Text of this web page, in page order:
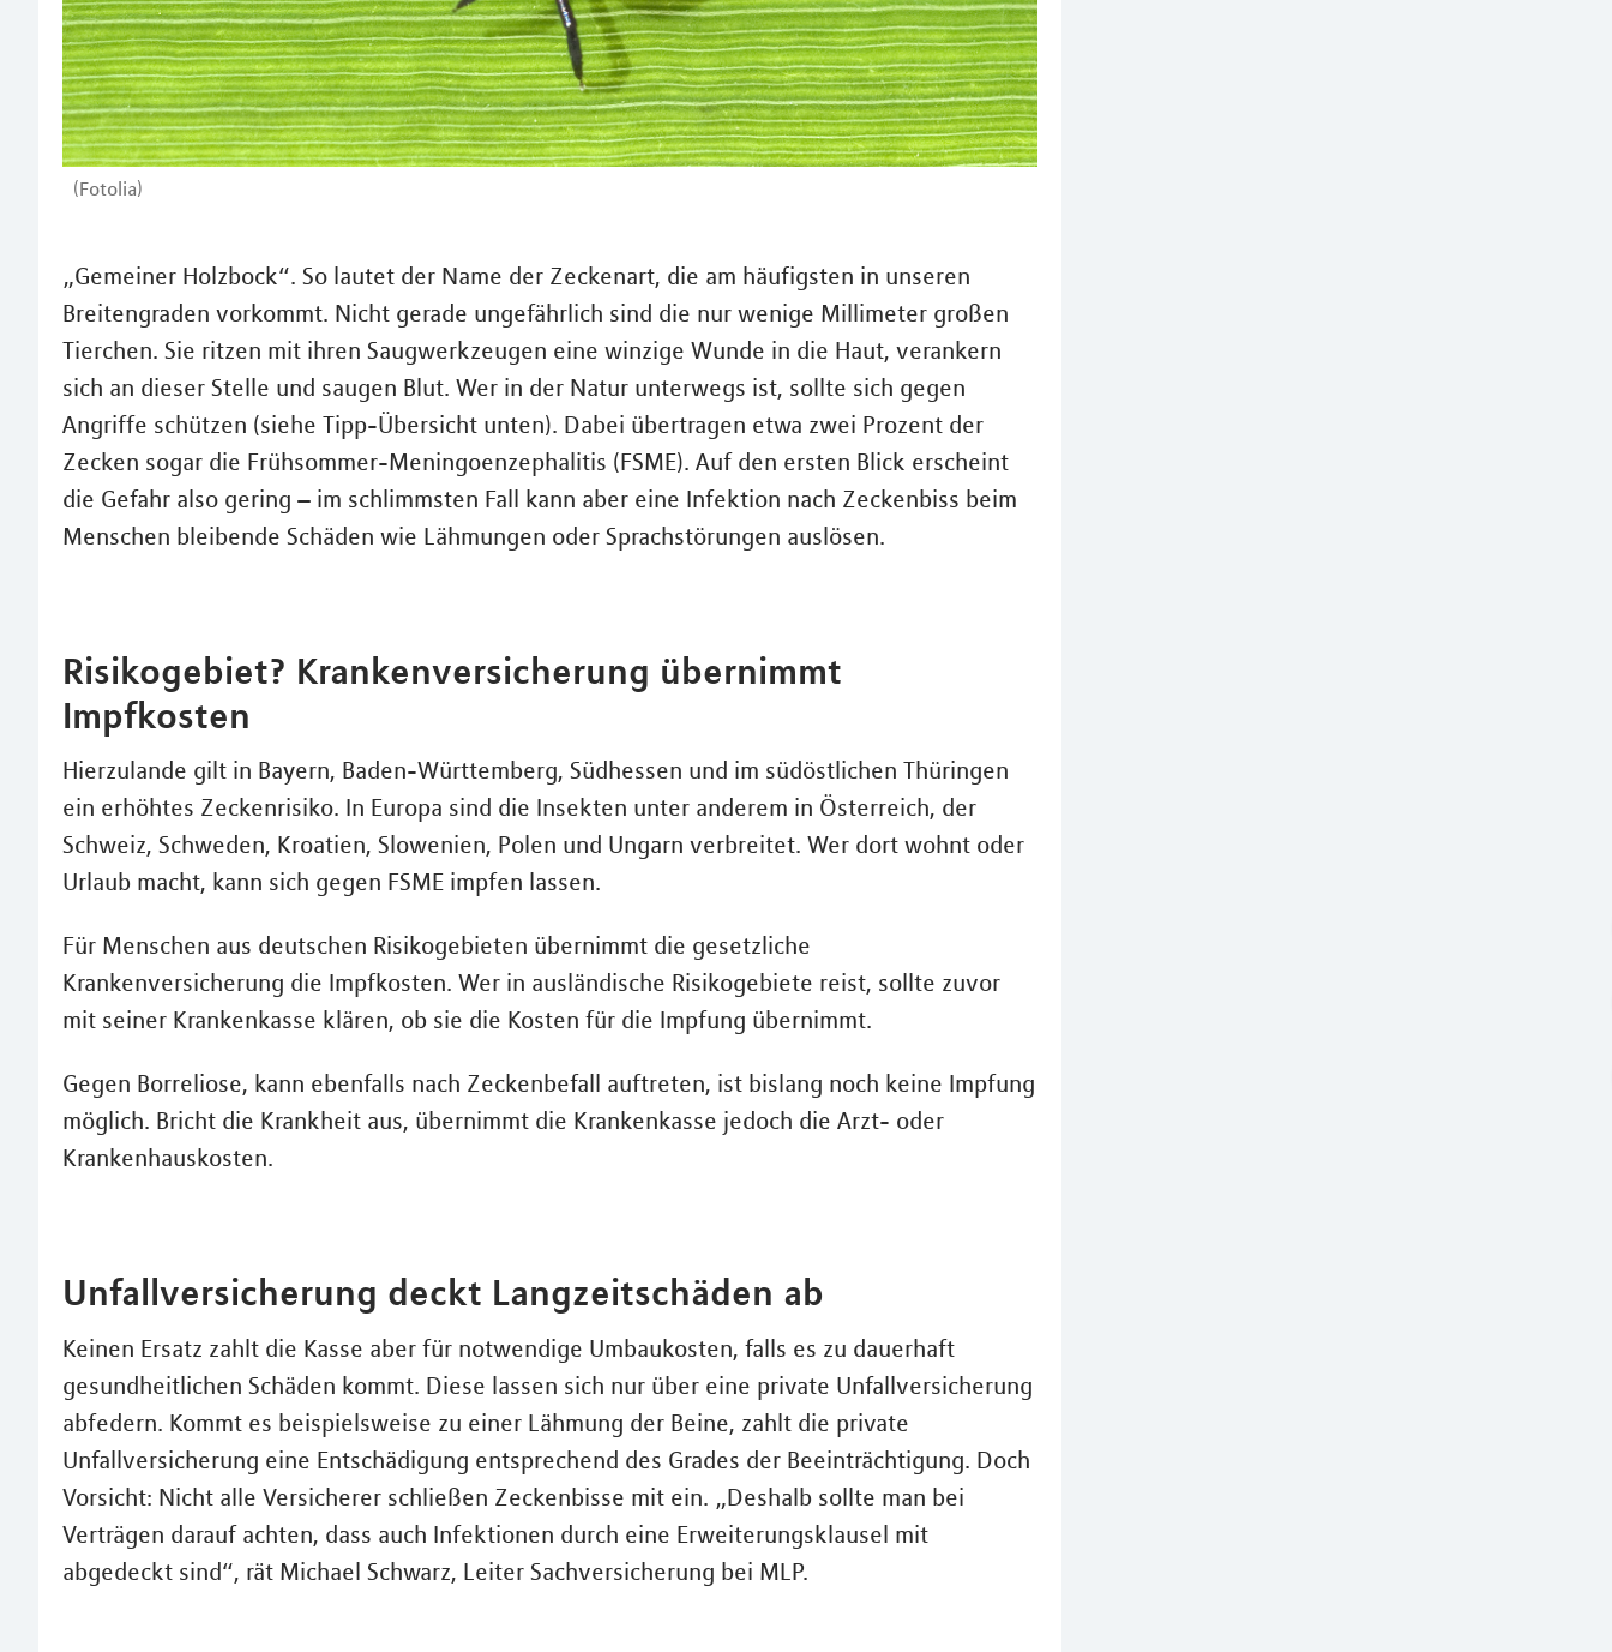
(Fotolia)
„Gemeiner Holzbock“. So lautet der Name der Zeckenart, die am häufigsten in unseren
Breitengraden vorkommt. Nicht gerade ungefährlich sind die nur wenige Millimeter großen
Tierchen. Sie ritzen mit ihren Saugwerkzeugen eine winzige Wunde in die Haut, verankern
sich an dieser Stelle und saugen Blut. Wer in der Natur unterwegs ist, sollte sich gegen
Angriffe schützen (siehe Tipp-Übersicht unten). Dabei übertragen etwa zwei Prozent der
Zecken sogar die Frühsommer-Meningoenzephalitis (FSME). Auf den ersten Blick erscheint
die Gefahr also gering – im schlimmsten Fall kann aber eine Infektion nach Zeckenbiss beim
Menschen bleibende Schäden wie Lähmungen oder Sprachstörungen auslösen.
Risikogebiet? Krankenversicherung übernimmt
Impfkosten
Hierzulande gilt in Bayern, Baden-Württemberg, Südhessen und im südöstlichen Thüringen
ein erhöhtes Zeckenrisiko. In Europa sind die Insekten unter anderem in Österreich, der
Schweiz, Schweden, Kroatien, Slowenien, Polen und Ungarn verbreitet. Wer dort wohnt oder
Urlaub macht, kann sich gegen FSME impfen lassen.
Für Menschen aus deutschen Risikogebieten übernimmt die gesetzliche
Krankenversicherung die Impfkosten. Wer in ausländische Risikogebiete reist, sollte zuvor
mit seiner Krankenkasse klären, ob sie die Kosten für die Impfung übernimmt.
Gegen Borreliose, kann ebenfalls nach Zeckenbefall auftreten, ist bislang noch keine Impfung
möglich. Bricht die Krankheit aus, übernimmt die Krankenkasse jedoch die Arzt- oder
Krankenhauskosten.
Unfallversicherung deckt Langzeitschäden ab
Keinen Ersatz zahlt die Kasse aber für notwendige Umbaukosten, falls es zu dauerhaft
gesundheitlichen Schäden kommt. Diese lassen sich nur über eine private Unfallversicherung
abfedern. Kommt es beispielsweise zu einer Lähmung der Beine, zahlt die private
Unfallversicherung eine Entschädigung entsprechend des Grades der Beeinträchtigung. Doch
Vorsicht: Nicht alle Versicherer schließen Zeckenbisse mit ein. „Deshalb sollte man bei
Verträgen darauf achten, dass auch Infektionen durch eine Erweiterungsklausel mit
abgedeckt sind“, rät Michael Schwarz, Leiter Sachversicherung bei MLP.